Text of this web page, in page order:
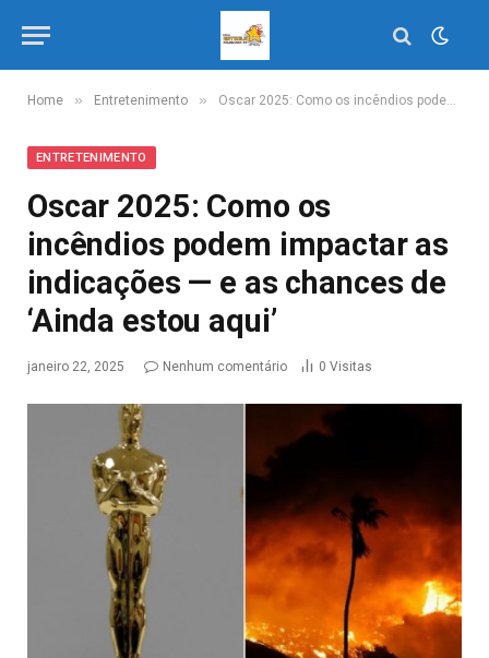
Home » Entretenimento » Oscar 2025: Como os incêndios podem impactar as indicações — e as chances de ‘Ainda estou aqui’
ENTRETENIMENTO
Oscar 2025: Como os
incêndios podem impactar as
indicações — e as chances de
‘Ainda estou aqui’
janeiro 22, 2025 Nenhum comentário 0 Visitas